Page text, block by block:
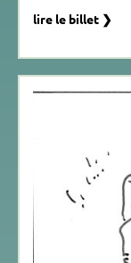
lire le billet ❯